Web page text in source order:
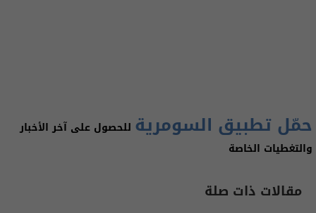
حمّل تطبيق السومرية للحصول على آخر الأخبار
والتغطيات الخاصة
مقالات ذات صلة